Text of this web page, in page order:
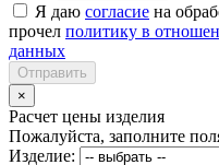
Я даю согласие на
прочел политику в
данных
Отправить
×
Расчет цены изделия
Пожалуйста, заполните
Изделие: